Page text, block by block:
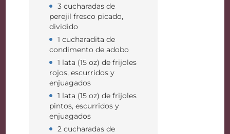
3 cucharadas de
perejil fresco picado,
dividido
1 cucharadita de
condimento de adobo
1 lata (15 oz) de frijoles
rojos, escurridos y
enjuagados
1 lata (15 oz) de frijoles
pintos, escurridos y
enjuagados
2 cucharadas de